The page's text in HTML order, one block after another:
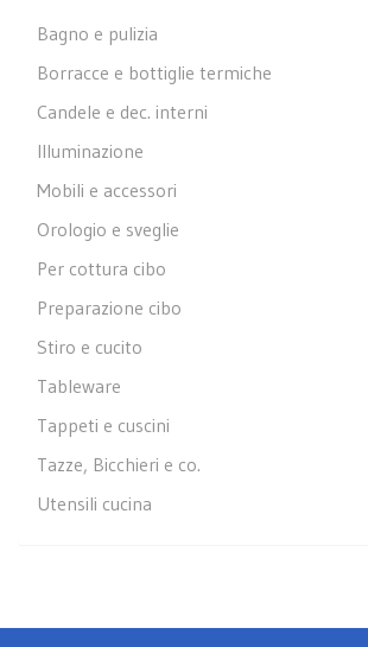
Bagno e pulizia
Borracce e bottiglie termiche
Candele e dec. interni
Illuminazione
Mobili e accessori
Orologio e sveglie
Per cottura cibo
Preparazione cibo
Stiro e cucito
Tableware
Tappeti e cuscini
Tazze, Bicchieri e co.
Utensili cucina